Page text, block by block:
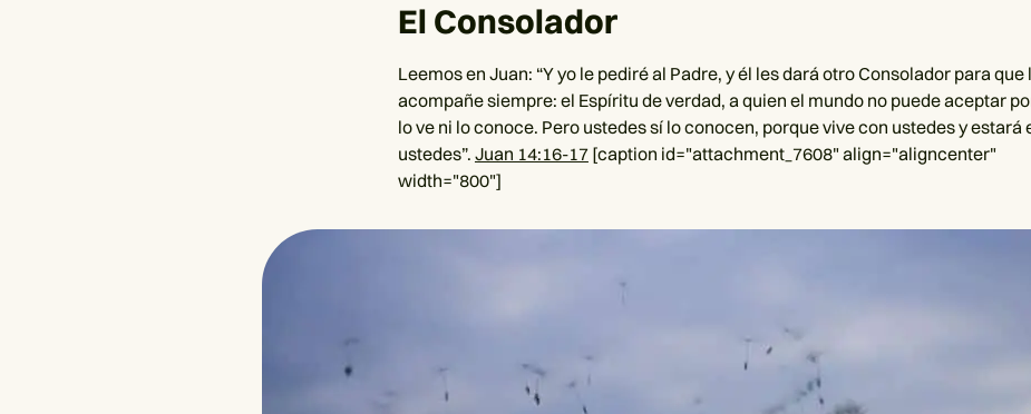
El Consolador
Leemos en Juan: “Y yo le pediré al Padre, y él les dará otro Consolador para que
acompañe siempre: el Espíritu de verdad, a quien el mundo no puede aceptar
lo ve ni lo conoce. Pero ustedes sí lo conocen, porque vive con ustedes y estará
ustedes”. Juan 14:16-17[caption id="attachment_7608" align="aligncenter"
width="800"]